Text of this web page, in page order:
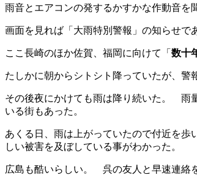
雨音とエアコンの発するかすかな作動音を
画面を見れば「大雨特別警報」の知らせで
ここ長崎のほか佐賀、福岡に向けて「 数十
たしかに朝からシトシト降っていたが、警
その後夜にかけても雨は降り続いた。 雨
いる街もあった。
あくる日、雨は上がっていたので付近を
しい被害を及ぼしている事がわかった。
広島も酷いらしい。 呉の友人と早速連絡